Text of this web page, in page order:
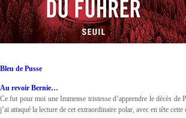
Bleu de Pusse
Au revoir Bernie…
Ce fut pour moi une Immense tristesse d’apprendre le décès
j’ai attaqué la lecture de cet extraordinaire polar, avec en tête